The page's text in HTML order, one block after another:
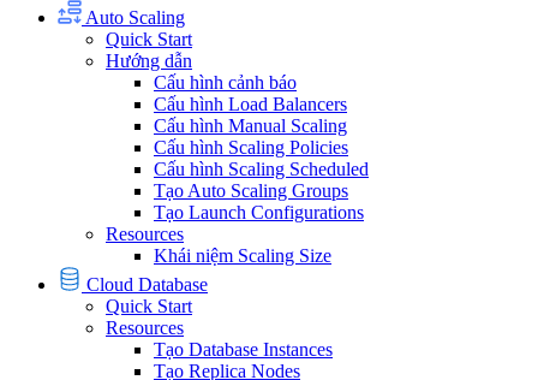
Auto Scaling
Quick Start
Hướng dẫn
Cấu hình cảnh báo
Cấu hình Load Balancers
Cấu hình Manual Scaling
Cấu hình Scaling Policies
Cấu hình Scaling Scheduled
Tạo Auto Scaling Groups
Tạo Launch Configurations
Resources
Khái niệm Scaling Size
Cloud Database
Quick Start
Resources
Tạo Database Instances
Tạo Replica Nodes